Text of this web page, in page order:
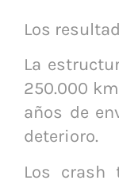
Los
La
250.000
años de
deterioro.
Los crash